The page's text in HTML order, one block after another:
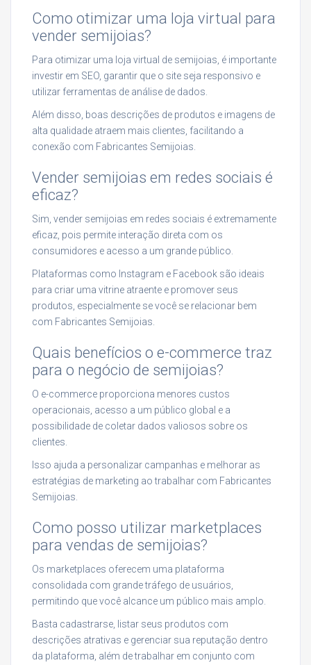
Como otimizar uma loja virtual para
vender semijoias?
Para otimizar uma loja virtual de semijoias, é importante
investir em SEO, garantir que o site seja responsivo e
utilizar ferramentas de análise de dados.
Além disso, boas descrições de produtos e imagens de
alta qualidade atraem mais clientes, facilitando a
conexão com Fabricantes Semijoias.
Vender semijoias em redes sociais é
eficaz?
Sim, vender semijoias em redes sociais é extremamente
eficaz, pois permite interação direta com os
consumidores e acesso a um grande público.
Plataformas como Instagram e Facebook são ideais
para criar uma vitrine atraente e promover seus
produtos, especialmente se você se relacionar bem
com Fabricantes Semijoias.
Quais benefícios o e-commerce traz
para o negócio de semijoias?
O e-commerce proporciona menores custos
operacionais, acesso a um público global e a
possibilidade de coletar dados valiosos sobre os
clientes.
Isso ajuda a personalizar campanhas e melhorar as
estratégias de marketing ao trabalhar com Fabricantes
Semijoias.
Como posso utilizar marketplaces
para vendas de semijoias?
Os marketplaces oferecem uma plataforma
consolidada com grande tráfego de usuários,
permitindo que você alcance um público mais amplo.
Basta cadastrarse, listar seus produtos com
descrições atrativas e gerenciar sua reputação dentro
da plataforma, além de trabalhar em conjunto com